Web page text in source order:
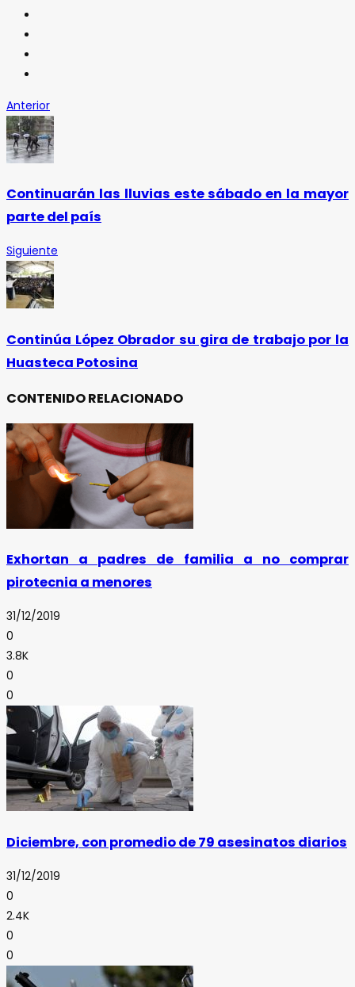
Anterior
Continuarán las lluvias este sábado en la mayor
parte del país
Siguiente
Continúa López Obrador su gira de trabajo por la
Huasteca Potosina
CONTENIDO RELACIONADO
Exhortan a padres de familia a no comprar
pirotecnia a menores
31/12/2019
0
3.8K
0
0
Diciembre, con promedio de 79 asesinatos diarios
31/12/2019
0
2.4K
0
0